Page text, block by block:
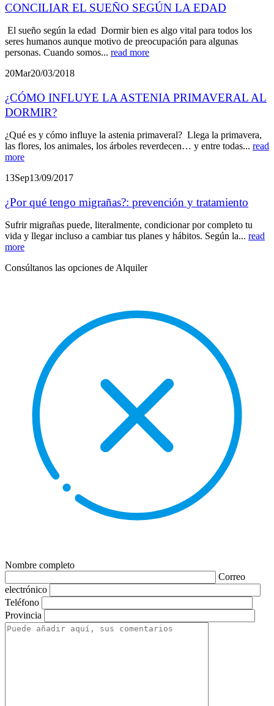
CONCILIAR EL SUEÑO SEGÚN LA EDAD
El sueño según la edad Dormir bien es algo vital para todos los
seres humanos aunque motivo de preocupación para algunas
personas. Cuando somos... read more
20Mar20/03/2018
¿CÓMO INFLUYE LA ASTENIA PRIMAVERAL AL
DORMIR?
¿Qué es y cómo influye la astenia primaveral? Llega la primavera,
las flores, los animales, los árboles reverdecen… y entre todas... read
more
13Sep13/09/2017
¿Por qué tengo migrañas?: prevención y tratamiento
Sufrir migrañas puede, literalmente, condicionar por completo tu
vida y llegar incluso a cambiar tus planes y hábitos. Según la... read
more
Consúltanos las opciones de Alquiler
Nombre completo
Correo
electrónico
Teléfono
Provincia